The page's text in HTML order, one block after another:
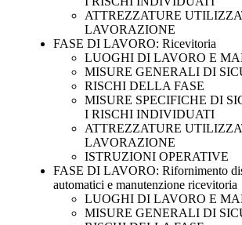
ATTREZZATURE
LAVORAZIONE
FASE DI LAVORO: Ricevitoria
LUOGHI DI LAVORO E
MISURE GENERALI DI
RISCHI DELLA FASE
MISURE SPECIFICHE DI
I RISCHI INDIVIDUATI
ATTREZZATURE
LAVORAZIONE
ISTRUZIONI OPERATIVE
FASE DI LAVORO: Rifornimento
automatici e manutenzione ricevitoria
LUOGHI DI LAVORO E
MISURE GENERALI DI